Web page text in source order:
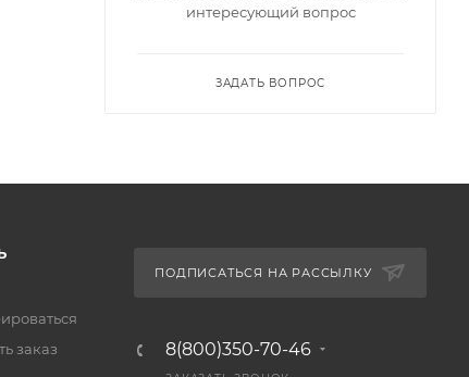
интересующий вопрос
ЗАДАТЬ ВОПРОС
заказ
ПОДПИСАТЬСЯ НА РАССЫЛКУ
8(800)350-70-46